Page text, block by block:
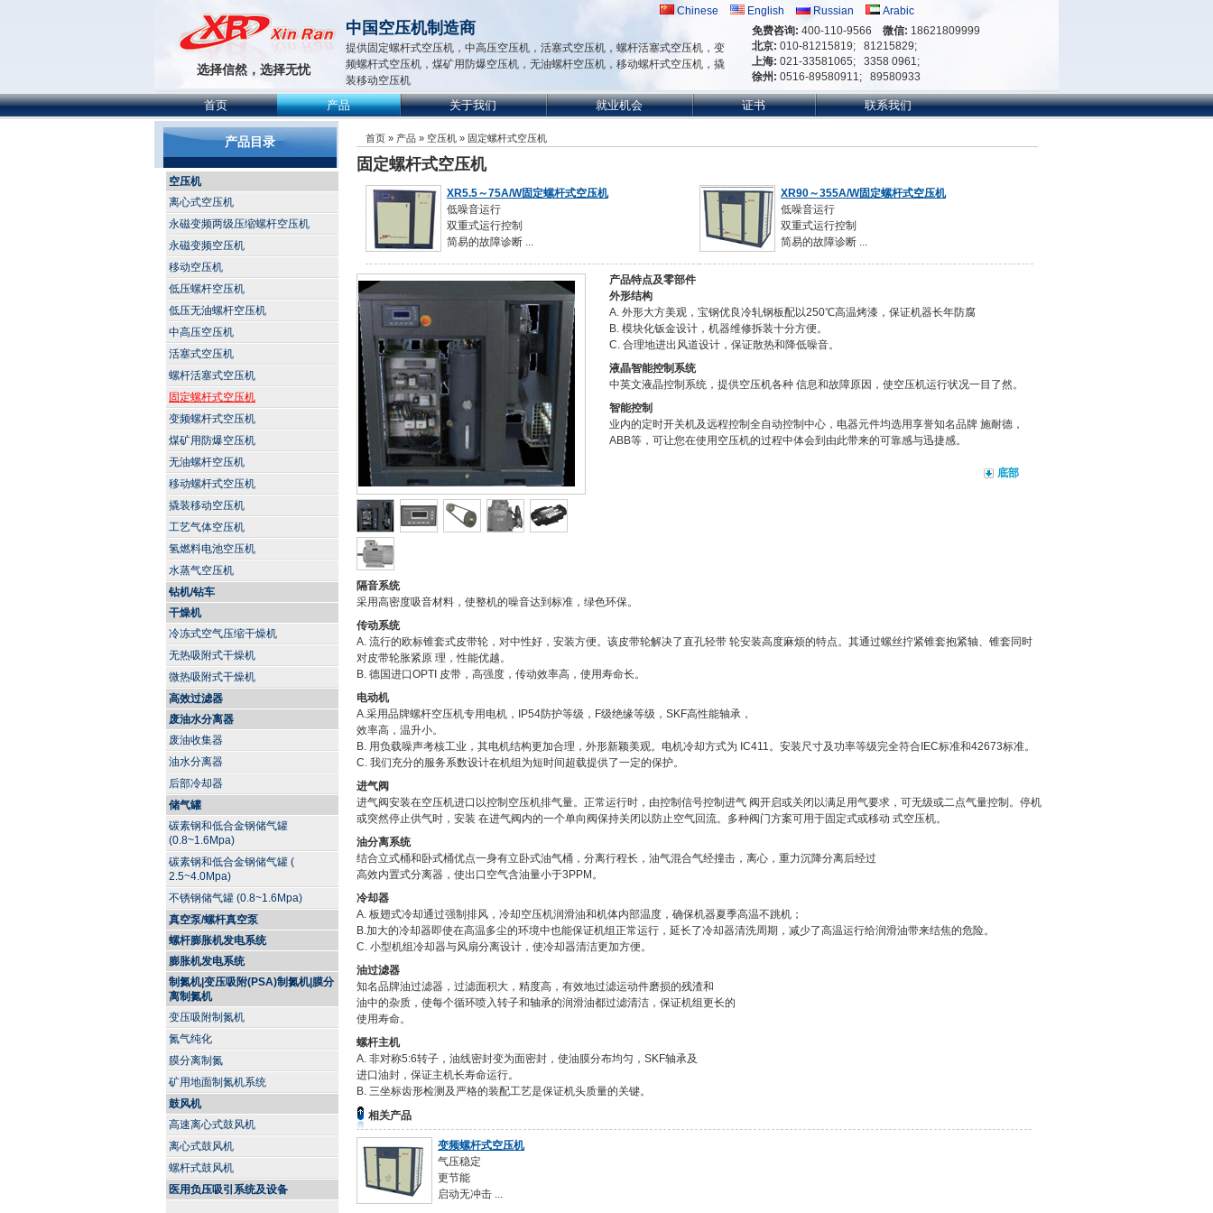
选择信然，选择无忧
Chinese English Russian Arabic
中国空压机制造商
提供固定螺杆式空压机，中高压空压机，活塞式空压机，螺杆活塞式空压机，变
频螺杆式空压机，煤矿用防爆空压机，无油螺杆空压机，移动螺杆式空压机，撬
装移动空压机
免费咨询: 400-110-9566 微信: 18621809999
北京: 010-81215819; 81215829;
上海: 021-33581065; 3358 0961;
徐州: 0516-89580911; 89580933
首页 产品 关于我们 就业机会 证书 联系我们
产品目录
空压机
离心式空压机
永磁变频两级压缩螺杆空压机
永磁变频空压机
移动空压机
低压螺杆空压机
低压无油螺杆空压机
中高压空压机
活塞式空压机
螺杆活塞式空压机
固定螺杆式空压机
变频螺杆式空压机
煤矿用防爆空压机
无油螺杆空压机
移动螺杆式空压机
撬装移动空压机
工艺气体空压机
氢燃料电池空压机
水蒸气空压机
钻机/钻车
干燥机
冷冻式空气压缩干燥机
无热吸附式干燥机
微热吸附式干燥机
高效过滤器
废油水分离器
废油收集器
油水分离器
后部冷却器
储气罐
碳素钢和低合金钢储气罐
(0.8~1.6Mpa)
碳素钢和低合金钢储气罐 (
2.5~4.0Mpa)
不锈钢储气罐 (0.8~1.6Mpa)
真空泵/螺杆真空泵
螺杆膨胀机发电系统
膨胀机发电系统
制氮机|变压吸附(PSA)制氮机|膜分
离制氮机
变压吸附制氮机
氮气纯化
膜分离制氮
矿用地面制氮机系统
鼓风机
高速离心式鼓风机
离心式鼓风机
螺杆式鼓风机
医用负压吸引系统及设备
首页 » 产品 » 空压机 » 固定螺杆式空压机
固定螺杆式空压机
XR5.5～75A/W固定螺杆式空压机
低噪音运行
双重式运行控制
简易的故障诊断 ...
XR90～355A/W固定螺杆式空压机
低噪音运行
双重式运行控制
简易的故障诊断 ...
产品特点及零部件
外形结构
A. 外形大方美观，宝钢优良冷轧钢板配以250℃高温烤漆，保证机器长年防腐
B. 模块化钣金设计，机器维修拆装十分方便。
C. 合理地进出风道设计，保证散热和降低噪音。
液晶智能控制系统
中英文液晶控制系统，提供空压机各种 信息和故障原因，使空压机运行状况一目了然。
智能控制
业内的定时开关机及远程控制全自动控制中心，电器元件均选用享誉知名品牌 施耐德，
ABB等，可让您在使用空压机的过程中体会到由此带来的可靠感与迅捷感。
底部
隔音系统
采用高密度吸音材料，使整机的噪音达到标准，绿色环保。
传动系统
A. 流行的欧标锥套式皮带轮，对中性好，安装方便。该皮带轮解决了直孔轻带 轮安装高度麻烦的特点。其通过螺丝拧紧锥套抱紧轴、锥套同时
对皮带轮胀紧原 理，性能优越。
B. 德国进口OPTI 皮带，高强度，传动效率高，使用寿命长。
电动机
A.采用品牌螺杆空压机专用电机，IP54防护等级，F级绝缘等级，SKF高性能轴承，
效率高，温升小。
B. 用负载噪声考核工业，其电机结构更加合理，外形新颖美观。电机冷却方式为 IC411。安装尺寸及功率等级完全符合IEC标准和42673标准。
C. 我们充分的服务系数设计在机组为短时间超载提供了一定的保护。
进气阀
进气阀安装在空压机进口以控制空压机排气量。正常运行时，由控制信号控制进气 阀开启或关闭以满足用气要求，可无级或二点气量控制。停机
或突然停止供气时，安装 在进气阀内的一个单向阀保持关闭以防止空气回流。多种阀门方案可用于固定式或移动 式空压机。
油分离系统
结合立式桶和卧式桶优点一身有立卧式油气桶，分离行程长，油气混合气经撞击，离心，重力沉降分离后经过
高效内置式分离器，使出口空气含油量小于3PPM。
冷却器
A. 板翅式冷却通过强制排风，冷却空压机润滑油和机体内部温度，确保机器夏季高温不跳机；
B.加大的冷却器即使在高温多尘的环境中也能保证机组正常运行，延长了冷却器清洗周期，减少了高温运行给润滑油带来结焦的危险。
C. 小型机组冷却器与风扇分离设计，使冷却器清洁更加方便。
油过滤器
知名品牌油过滤器，过滤面积大，精度高，有效地过滤运动件磨损的残渣和
油中的杂质，使每个循环喷入转子和轴承的润滑油都过滤清洁，保证机组更长的
使用寿命。
螺杆主机
A. 非对称5:6转子，油线密封变为面密封，使油膜分布均匀，SKF轴承及
进口油封，保证主机长寿命运行。
B. 三坐标齿形检测及严格的装配工艺是保证机头质量的关键。
相关产品
变频螺杆式空压机
气压稳定
更节能
启动无冲击 ...